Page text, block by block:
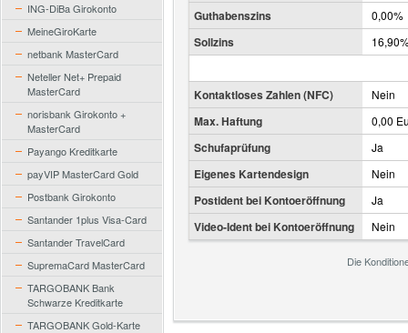
ING-DiBa Girokonto
MeineGiroKarte
netbank MasterCard
Neteller Net+ Prepaid
MasterCard
norisbank Girokonto +
MasterCard
Payango Kreditkarte
payVIP MasterCard Gold
Postbank Girokonto
Santander 1plus Visa-Card
Santander TravelCard
SupremaCard MasterCard
TARGOBANK Bank
Schwarze Kreditkarte
TARGOBANK Gold-Karte
Guthabenszins 0,00%
Sollzins
Kontaktloses Zahlen (NFC) Nein
Max. Haftung 0,00
Schufaprüfung Ja
Eigenes Kartendesign Nein
Postident bei Kontoeröffnung Ja
Video-Ident bei Kontoeröffnung Nein
Die